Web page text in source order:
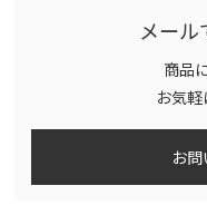
メー
商品
お気軽
お